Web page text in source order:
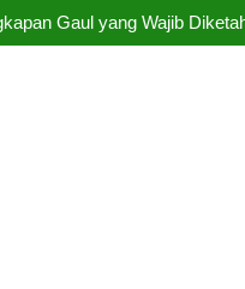
Gaul yang Wajib